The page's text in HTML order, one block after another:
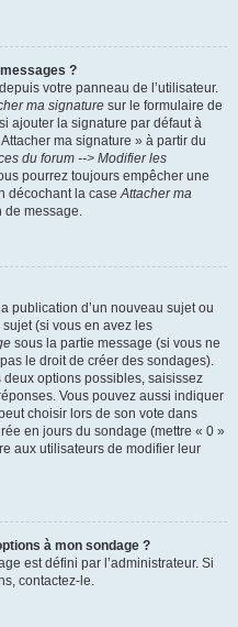
?
votre panneau de l’utilisateur.
ma signature sur le formulaire de
ajouter la signature par défaut à
ma signature » à partir du
du forum --> Modifier les
pourrez toujours empêcher une
décochant la caseAttacher ma
de message.
publication d’un nouveau sujet ou
(si vous en avez les
sous la partie message (si vous ne
le droit de créer des sondages).
options possibles, saisissez
Vous pouvez aussi indiquer
choisir lors de son vote dans
en jours du sondage (mettre « 0 »
aux utilisateurs de modifier leur
à mon sondage ?
est défini par l’administrateur. Si
contactez-le.